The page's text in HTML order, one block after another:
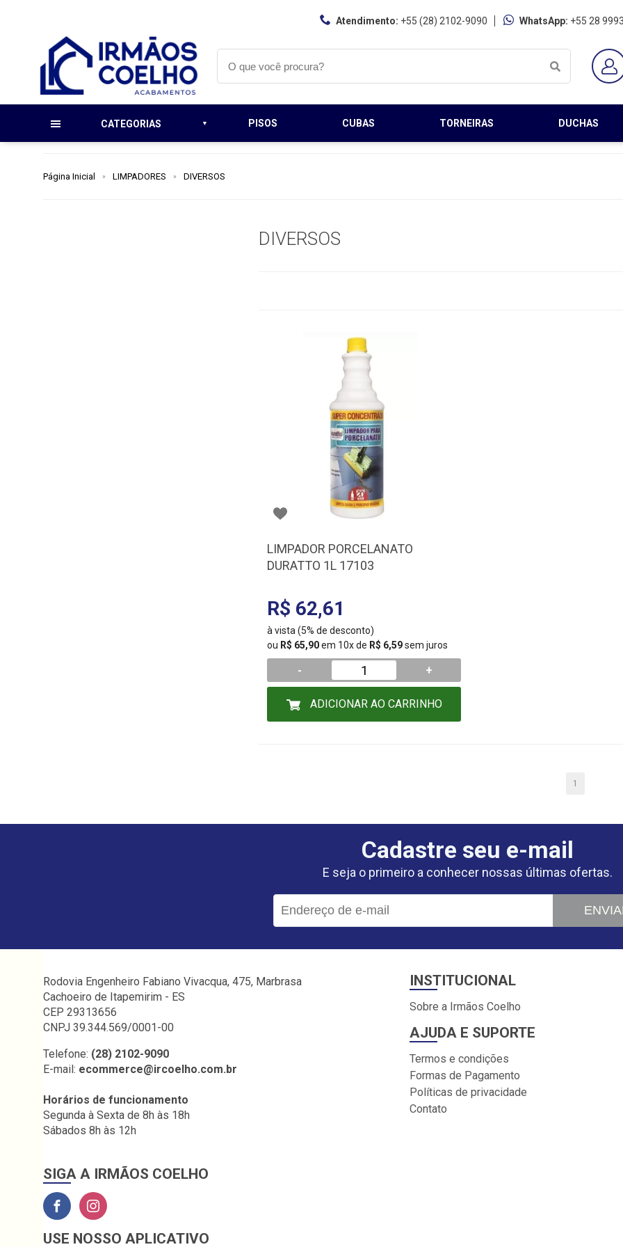
Atendimento: +55 (28) 2102-9090 WhatsApp: +55 28
CATEGORIAS PISOS CUBAS TORNEIRAS DUCHAS
Página Inicial LIMPADORES DIVERSOS
DIVERSOS
LIMPADOR PORCELANATO
DURATTO 1L 17103
R$ 62,61
à vista (5% de desconto)
ou R$ 65,90em 10x de R$ 6,59sem juros
- +
ADICIONAR AO CARRINHO
1
Cadastre seu e-mail
E seja o primeiro a conhecer nossas últimas ofertas.
Rodovia Engenheiro Fabiano Vivacqua, 475, Marbrasa
Cachoeiro de Itapemirim - ES
CEP 29313656
CNPJ 39.344.569/0001-00
Telefone: (28) 2102-9090
E-mail: ecommerce@ircoelho.com.br
Horários de funcionamento
Segunda à Sexta de 8h às 18h
Sábados 8h às 12h
SIGA A IRMÃOS COELHO
INSTITUCIONAL
Sobre a Irmãos Coelho
AJUDA E SUPORTE
Termos e condições
Formas de Pagamento
Políticas de privacidade
Contato
USE NOSSO APLICATIVO